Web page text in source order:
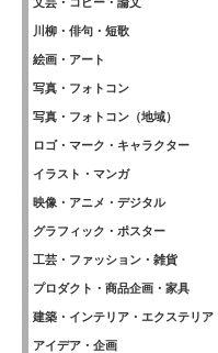
川柳・俳句・短歌
絵画・アート
写真・フォトコン
写真・フォトコン（地域）
ロゴ・マーク・キャラクター
イラスト・マンガ
映像・アニメ・デジタル
グラフィック・ポスター
工芸・ファッション・雑貨
プロダクト・商品企画・家具
建築・インテリア・エクステリア
アイデア・企画